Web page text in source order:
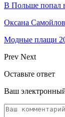
В Польше попал
Оксана
Модные плащи
Prev Next
Оставьте ответ
Ваш